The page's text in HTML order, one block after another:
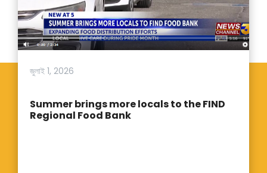
জুলাই 1, 2026
Summer brings more locals to the FIND
Regional Food Bank